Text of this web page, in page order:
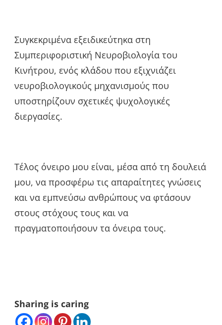
Συγκεκριμένα εξειδικεύτηκα στη
Συμπεριφοριστική Νευροβιολογία του
Κινήτρου, ενός κλάδου που εξιχνιάζει
νευροβιολογικούς μηχανισμούς που
υποστηρίζουν σχετικές ψυχολογικές
διεργασίες.
Τέλος όνειρο μου είναι, μέσα από τη δουλειά
μου, να προσφέρω τις απαραίτητες γνώσεις
και να εμπνεύσω ανθρώπους να φτάσουν
στους στόχους τους και να
πραγματοποιήσουν τα όνειρα τους.
Sharing is caring